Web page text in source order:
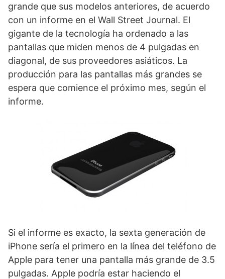
grande que sus modelos anteriores, de acuerdo
con un informe en el Wall Street Journal. El
gigante de la tecnología ha ordenado a las
pantallas que miden menos de 4 pulgadas en
diagonal, de sus proveedores asiáticos. La
producción para las pantallas más grandes se
espera que comience el próximo mes, según el
informe.
Si el informe es exacto, la sexta generación de
iPhone sería el primero en la línea del teléfono de
Apple para tener una pantalla más grande de 3.5
pulgadas. Apple podría estar haciendo el